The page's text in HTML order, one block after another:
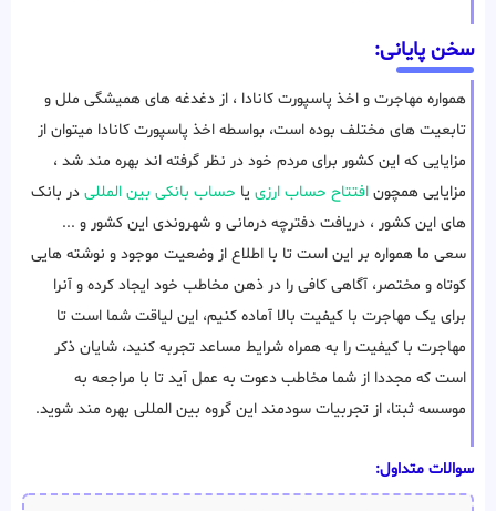
سخن پایانی:
همواره مهاجرت و اخذ پاسپورت کانادا ، از دغدغه های همیشگی ملل و
تابعیت های مختلف بوده است، بواسطه اخذ پاسپورت کانادا میتوان از
مزایایی که این کشور برای مردم خود در نظر گرفته اند بهره مند شد ،
مزایایی همچون افتتاح حساب ارزی یا حساب بانکی بین المللی در بانک
های این کشور ، دریافت دفترچه درمانی و شهروندی این کشور و ...
سعی ما همواره بر این است تا با اطلاع از وضعیت موجود و نوشته هایی
کوتاه و مختصر، آگاهی کافی را در ذهن مخاطب خود ایجاد کرده و آنرا
برای یک مهاجرت با کیفیت بالا آماده کنیم، این لیاقت شما است تا
مهاجرت با کیفیت را به همراه شرایط مساعد تجربه کنید، شایان ذکر
است که مجددا از شما مخاطب دعوت به عمل آید تا با مراجعه به
موسسه ثبتا، از تجربیات سودمند این گروه بین المللی بهره مند شوید.
سوالات متداول: